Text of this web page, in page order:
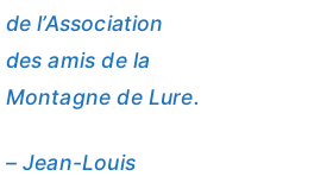
de l’Association
des amis de la
Montagne de Lure.
– Jean-Louis